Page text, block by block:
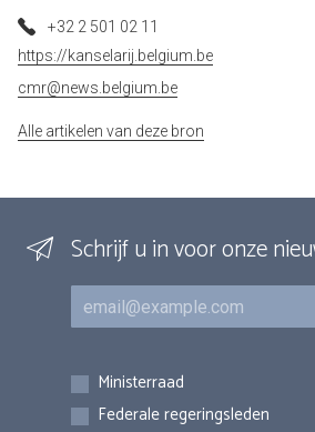
+32 2 501 02 11
https://kanselarij.belgium.be
cmr@news.belgium.be
Alle artikelen van deze bron
Schrijf u in voor onze
E-mail
Inschrijvingen
Ministerraad
Federale regeringsleden